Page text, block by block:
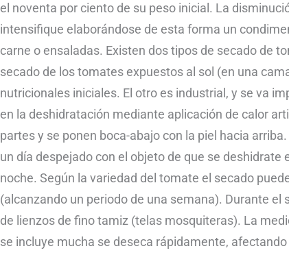
el noventa por ciento de su peso inicial. La
intensifique elaborándose de esta forma un
carne o ensaladas. Existen dos tipos de secado de
secado de los tomates expuestos al sol (en una
nutricionales iniciales. El otro es industrial, y se va
en la deshidratación mediante aplicación de calor
partes y se ponen boca-abajo con la piel hacia
un día despejado con el objeto de que se deshidrate
noche. Según la variedad del tomate el secado
(alcanzando un periodo de una semana). Durante
de lienzos de fino tamiz (telas mosquiteras). La
se incluye mucha se deseca rápidamente,